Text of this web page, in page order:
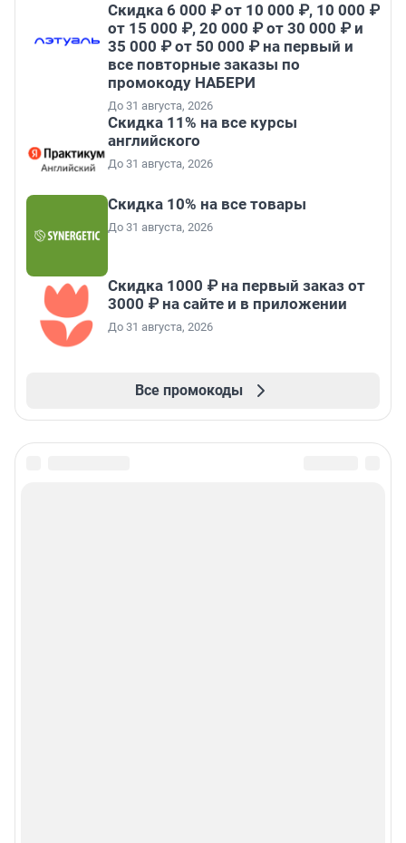
Скидка 6 000 ₽ от 10 000 ₽, 10 000 ₽
от 15 000 ₽, 20 000 ₽ от 30 000 ₽ и
35 000 ₽ от 50 000 ₽ на первый и
все повторные заказы по
промокоду НАБЕРИ
До 31 августа, 2026
Скидка 11% на все курсы
английского
До 31 августа, 2026
Скидка 10% на все товары
До 31 августа, 2026
Скидка 1000 ₽ на первый заказ от
3000 ₽ на сайте и в приложении
До 31 августа, 2026
Все промокоды